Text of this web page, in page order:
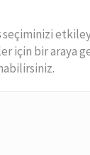
seçiminizi
için bir araya